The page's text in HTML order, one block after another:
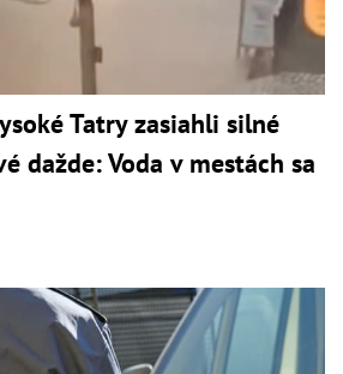
Tatry zasiahli silné
dažde: Voda v mestách sa